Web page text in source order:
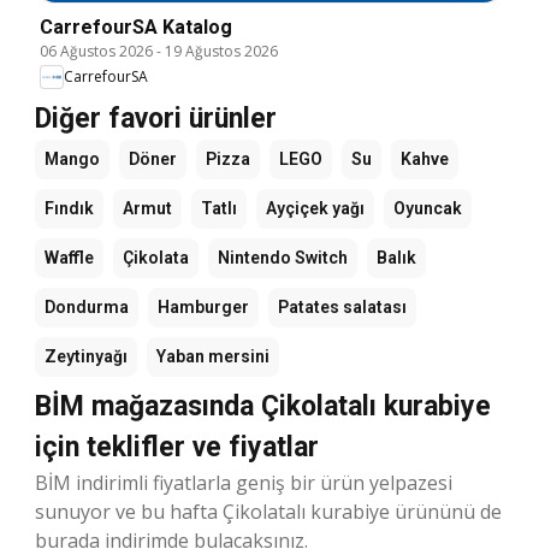
CarrefourSA Katalog
06 Ağustos 2026- 19 Ağustos 2026
CarrefourSA
Diğer favori ürünler
Mango Döner Pizza LEGO Su Kahve
Fındık Armut Tatlı Ayçiçek yağı Oyuncak
Waffle Çikolata Nintendo Switch Balık
Dondurma Hamburger Patates salatası
Zeytinyağı Yaban mersini
BİM mağazasında Çikolatalı kurabiye
için teklifler ve fiyatlar
BİM indirimli fiyatlarla geniş bir ürün yelpazesi
sunuyor ve bu hafta Çikolatalı kurabiye ürününü de
burada indirimde bulacaksınız.